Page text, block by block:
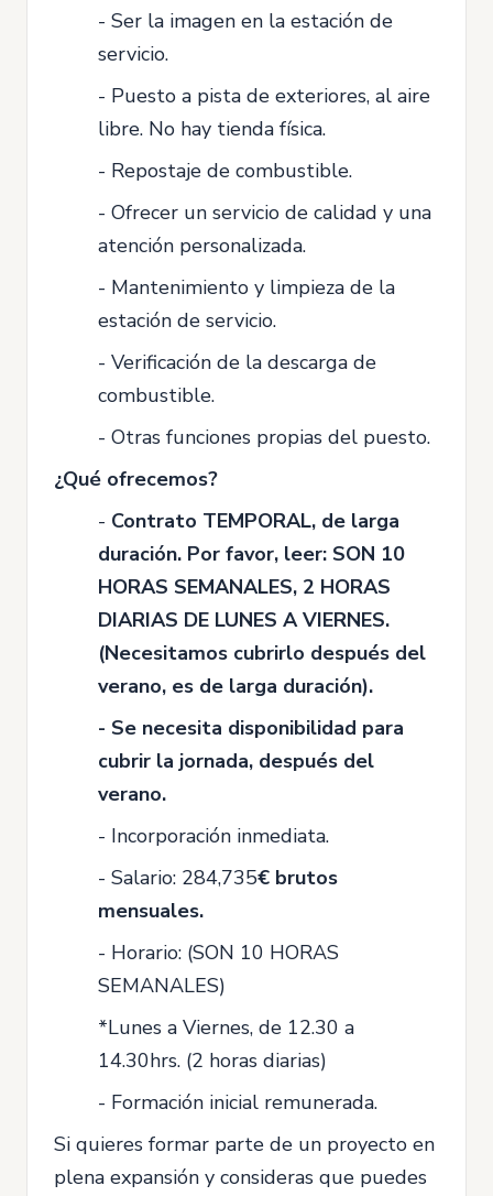
- Ser la imagen en la estación de
servicio.
- Puesto a pista de exteriores, al aire
libre. No hay tienda física.
- Repostaje de combustible.
- Ofrecer un servicio de calidad y una
atención personalizada.
- Mantenimiento y limpieza de la
estación de servicio.
- Verificación de la descarga de
combustible.
- Otras funciones propias del puesto.
¿Qué ofrecemos?
- Contrato TEMPORAL, de larga
duración. Por favor, leer: SON 10
HORAS SEMANALES, 2 HORAS
DIARIAS DE LUNES A VIERNES.
(Necesitamos cubrirlo después del
verano, es de larga duración).
- Se necesita disponibilidad para
cubrir la jornada, después del
verano.
- Incorporación inmediata.
- Salario: 284,735€ brutos
mensuales.
- Horario: (SON 10 HORAS
SEMANALES)
*Lunes a Viernes, de 12.30 a
14.30hrs. (2 horas diarias)
- Formación inicial remunerada.
Si quieres formar parte de un proyecto en
plena expansión y consideras que puedes